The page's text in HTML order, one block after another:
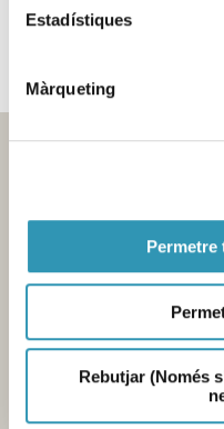
Estadístiques
Màrqueting
Permetre
Rebutjar (Només
LA SALUT EN XIFRES
Seu
Pl. Lesseps, 1 -